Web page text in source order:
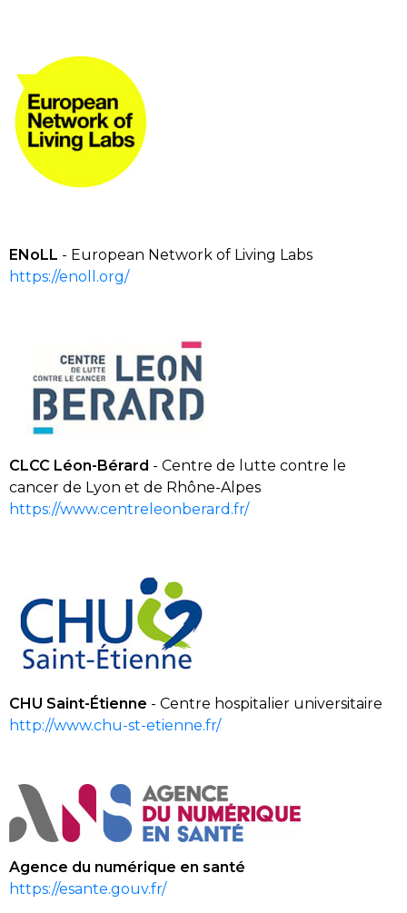
ENoLL - European Network of Living Labs
https://enoll.org/
CLCC Léon-Bérard - Centre de lutte contre le
cancer de Lyon et de Rhône-Alpes
https://www.centreleonberard.fr/
CHU Saint-Étienne - Centre hospitalier universitaire
http://www.chu-st-etienne.fr/
Agence du numérique en santé
https://esante.gouv.fr/